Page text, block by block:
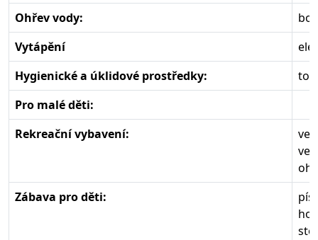
Ohřev vody:
Vytápění
Hygienické a úklidové prostředky:
Pro malé děti:
Rekreační vybavení:
Zábava pro děti: